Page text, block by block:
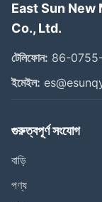
East Sun
Co., Ltd.
টেলিফোন: 86-
ইমেইল:
গুরুত্বপূর্ণ সংযোগ
বাড়ি
পণ্য